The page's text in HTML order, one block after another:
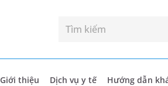
Giới thiệu Dịch vụ y tế Hướng dẫn